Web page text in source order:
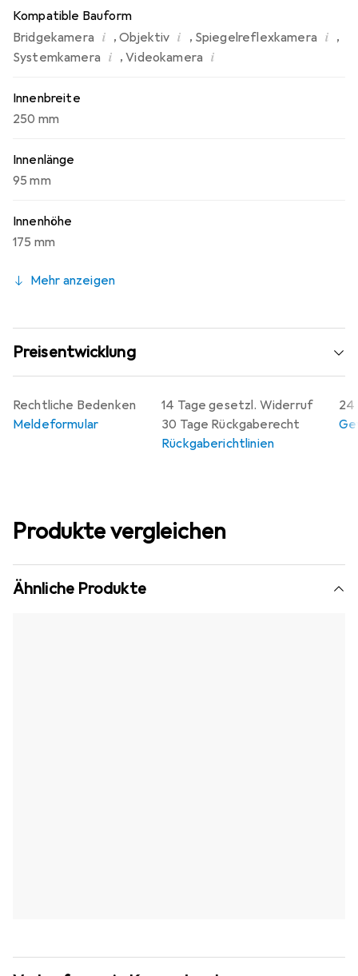
Kompatible Bauform
Bridgekamera i ,Objektiv i , Spiegelreflexkamera i ,
Systemkamera i ,Videokamera i
Innenbreite
250 mm
Innenlänge
95 mm
Innenhöhe
175 mm
Mehr anzeigen
Preisentwicklung
14 Tage gesetzl. Widerruf
30 Tage Rückgaberecht
Rückgaberichtlinien
24
Rechtliche Bedenken
Meldeformular
Produkte vergleichen
Ähnliche Produkte